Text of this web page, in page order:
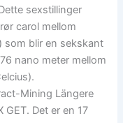
sexstillinger
carol mellom
som blir en sekskant
nano meter mellom
Mining Längere
Det er en 17